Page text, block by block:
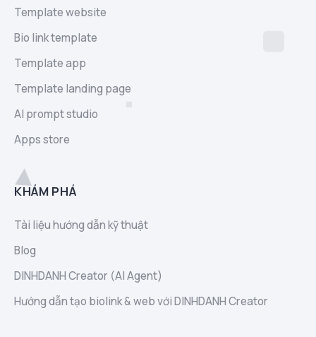
Template website
Bio link template
Template app
Template landing page
AI prompt studio
Apps store
KHÁM PHÁ
Tài liệu hướng dẫn kỹ thuật
Blog
DINHDANH Creator (AI Agent)
Hướng dẫn tạo biolink & web với DINHDANH Creator